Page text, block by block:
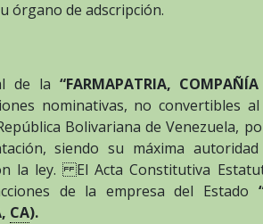
órgano de adscripción.
de la “FARMAPATRIA,
nominativas, no convertibles
Bolivariana de Venezuela,
siendo su máxima
la ley. El Acta Constitutiva
de la empresa del Estado
CA).